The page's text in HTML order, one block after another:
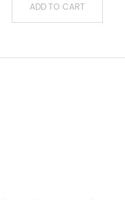
ADD TO CART